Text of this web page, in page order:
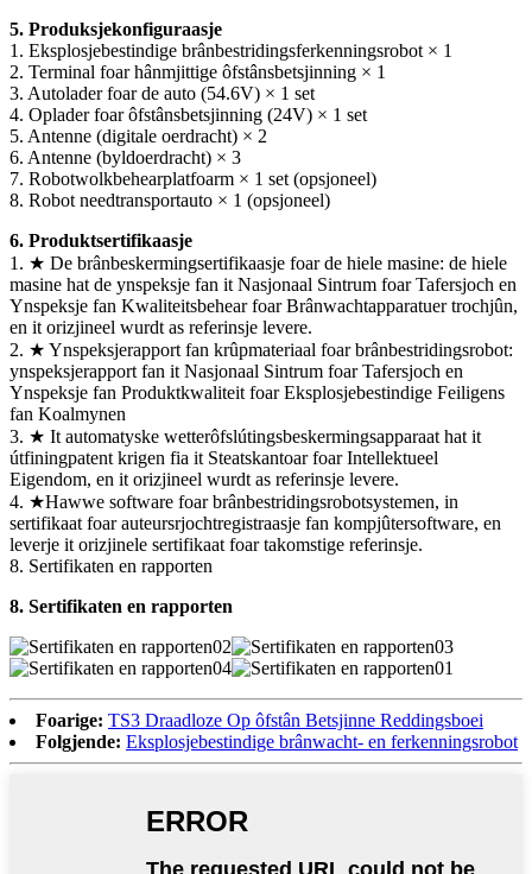
5. Produksjekonfiguraasje
1. Eksplosjebestindige brânbestridingsferkenningsrobot × 1
2. Terminal foar hânmjittige ôfstânsbetsjinning × 1
3. Autolader foar de auto (54.6V) × 1 set
4. Oplader foar ôfstânsbetsjinning (24V) × 1 set
5. Antenne (digitale oerdracht) × 2
6. Antenne (byldoerdracht) × 3
7. Robotwolkbehearplatfoarm × 1 set (opsjoneel)
8. Robot needtransportauto × 1 (opsjoneel)
6. Produktsertifikaasje
1. ★ De brânbeskermingsertifikaasje foar de hiele masine: de hiele
masine hat de ynspeksje fan it Nasjonaal Sintrum foar Tafersjoch en
Ynspeksje fan Kwaliteitsbehear foar Brânwachtapparatuer trochjûn,
en it orizjineel wurdt as referinsje levere.
2. ★ Ynspeksjerapport fan krûpmateriaal foar brânbestridingsrobot:
ynspeksjerapport fan it Nasjonaal Sintrum foar Tafersjoch en
Ynspeksje fan Produktkwaliteit foar Eksplosjebestindige Feiligens
fan Koalmynen
3. ★ It automatyske wetterôfslútingsbeskermingsapparaat hat it
útfiningpatent krigen fia it Steatskantoar foar Intellektueel
Eigendom, en it orizjineel wurdt as referinsje levere.
4. ★Hawwe software foar brânbestridingsrobotsystemen, in
sertifikaat foar auteursrjochtregistraasje fan kompjûtersoftware, en
leverje it orizjinele sertifikaat foar takomstige referinsje.
8. Sertifikaten en rapporten
8. Sertifikaten en rapporten
Foarige: TS3 Draadloze Op ôfstân Betsjinne Reddingsboei
Folgjende: Eksplosjebestindige brânwacht- en ferkenningsrobot